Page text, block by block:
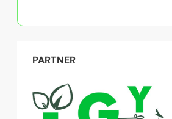
PARTNER